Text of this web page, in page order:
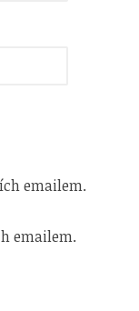
emailem.
emailem.